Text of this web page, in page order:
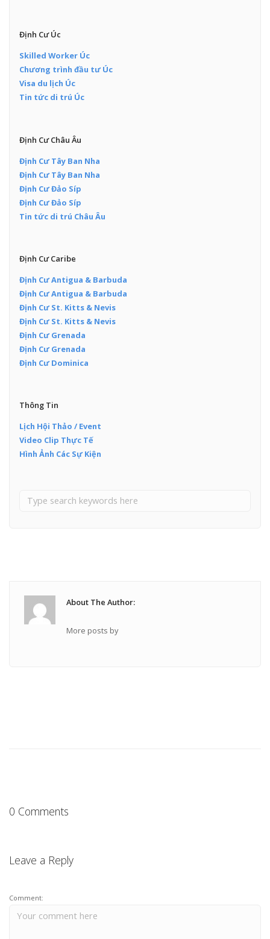
Định Cư Úc
Skilled Worker Úc
Chương trình đầu tư Úc
Visa du lịch Úc
Tin tức di trú Úc
Định Cư Châu Âu
Định Cư Tây Ban Nha
Định Cư Tây Ban Nha
Định Cư Đảo Síp
Định Cư Đảo Síp
Tin tức di trú Châu Âu
Định Cư Caribe
Định Cư Antigua & Barbuda
Định Cư Antigua & Barbuda
Định Cư St. Kitts & Nevis
Định Cư St. Kitts & Nevis
Định Cư Grenada
Định Cư Grenada
Định Cư Dominica
Thông Tin
Lịch Hội Thảo / Event
Video Clip Thực Tế
Hình Ảnh Các Sự Kiện
About The Author:
More posts by
0 Comments
Leave a Reply
Comment: